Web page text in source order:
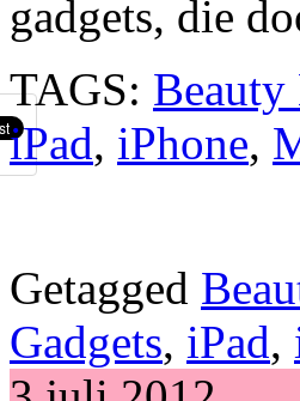
gadgets, die
TAGS: Beauty
iPad, iPhone,
Getagged
Gadgets, iPad,